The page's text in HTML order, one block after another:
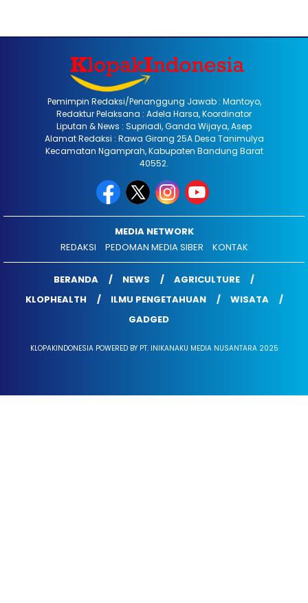
Pemimpin Redaksi/Penanggung Jawab : Mantoyo,
Redaktur Pelaksana : Adela Harsa, Koordinator
Liputan & News : Supriadi, Ganda Wijaya, Asep
Alamat Redaksi : Rawa Girang 25A Desa Tanimulya
Kecamatan Ngamprah, Kabupaten Bandung Barat
40552.
MEDIA NETWORK
REDAKSI
PEDOMAN MEDIA SIBER KONTAK
BERANDA NEWS
AGRICULTURE
KLOPHEALTH
ILMU PENGETAHUAN
WISATA
GADGED
KLOPAKINDONESIA POWERED BY PT. INIKANAKU MEDIA NUSANTARA 2025